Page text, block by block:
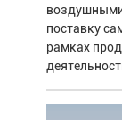
поставку
рамках